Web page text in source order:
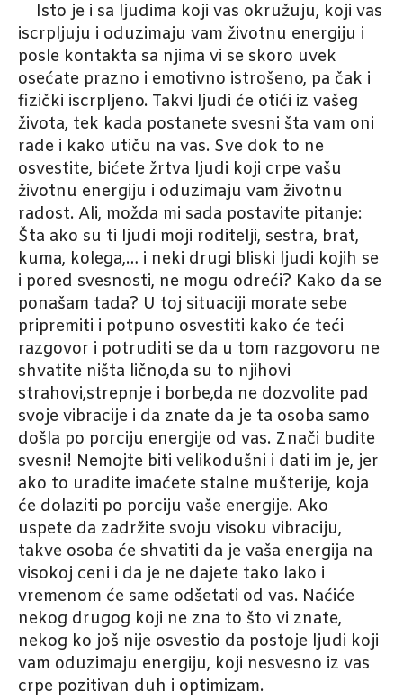
Isto je i sa ljudima koji vas okružuju, koji vas
iscrpljuju i oduzimaju vam životnu energiju i
posle kontakta sa njima vi se skoro uvek
osećate prazno i emotivno istrošeno, pa čak i
fizički iscrpljeno. Takvi ljudi će otići iz vašeg
života, tek kada postanete svesni šta vam oni
rade i kako utiču na vas. Sve dok to ne
osvestite, bićete žrtva ljudi koji crpe vašu
životnu energiju i oduzimaju vam životnu
radost. Ali, možda mi sada postavite pitanje:
Šta ako su ti ljudi moji roditelji, sestra, brat,
kuma, kolega,… i neki drugi bliski ljudi kojih se
i pored svesnosti, ne mogu odreći? Kako da se
ponašam tada? U toj situaciji morate sebe
pripremiti i potpuno osvestiti kako će teći
razgovor i potruditi se da u tom razgovoru ne
shvatite ništa lično,da su to njihovi
strahovi,strepnje i borbe,da ne dozvolite pad
svoje vibracije i da znate da je ta osoba samo
došla po porciju energije od vas. Znači budite
svesni! Nemojte biti velikodušni i dati im je, jer
ako to uradite imaćete stalne mušterije, koja
će dolaziti po porciju vaše energije. Ako
uspete da zadržite svoju visoku vibraciju,
takve osoba će shvatiti da je vaša energija na
visokoj ceni i da je ne dajete tako lako i
vremenom će same odšetati od vas. Naćiće
nekog drugog koji ne zna to što vi znate,
nekog ko još nije osvestio da postoje ljudi koji
vam oduzimaju energiju, koji nesvesno iz vas
crpe pozitivan duh i optimizam.